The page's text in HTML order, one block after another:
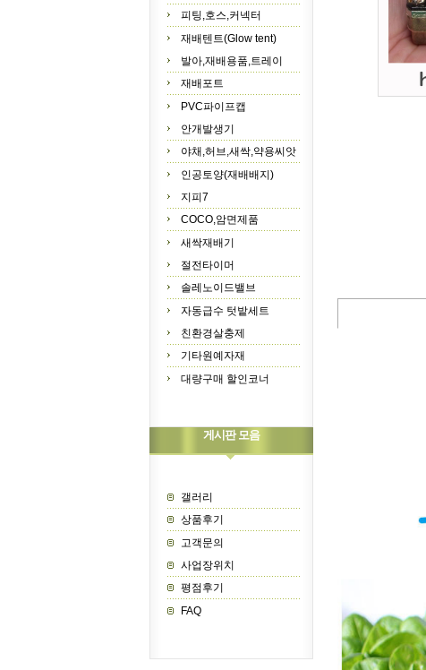
피팅,호스,커넥터
재배텐트(Glow tent)
발아,재배용품,트레이
재배포트
PVC파이프캡
안개발생기
야채,허브,새싹,약용씨앗
인공토양(재배배지)
지피7
COCO,암면제품
새싹재배기
절전타이머
솔레노이드밸브
자동급수 텃밭세트
친환경살충제
기타원예자재
대량구매 할인코너
게시판 모음
갤러리
상품후기
고객문의
사업장위치
평점후기
FAQ